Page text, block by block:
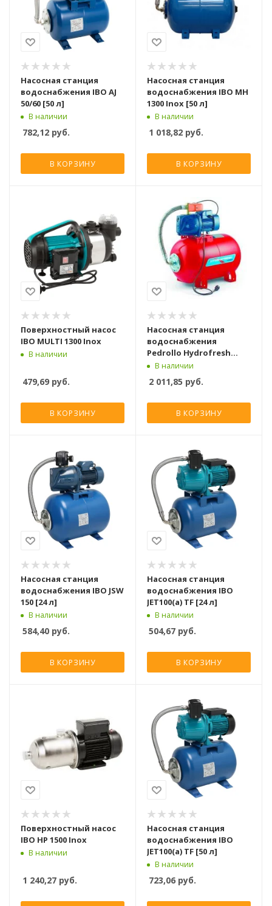
Насосная станция
водоснабжения IBO AJ
50/60 [50 л]
В наличии
782,12 руб.
В КОРЗИНУ
Насосная станция
водоснабжения IBO MH
1300 Inox [50 л]
В наличии
1 018,82 руб.
В КОРЗИНУ
Поверхностный насос
IBO MULTI 1300 Inox
В наличии
479,69 руб.
В КОРЗИНУ
Насосная станция
водоснабжения
Pedrollo Hydrofresh
JSWm2CX-60CL [60 л]
В наличии
2 011,85 руб.
В КОРЗИНУ
Насосная станция
водоснабжения IBO JSW
150 [24 л]
В наличии
584,40 руб.
В КОРЗИНУ
Насосная станция
водоснабжения IBO
JET100(a) TF [24 л]
В наличии
504,67 руб.
В КОРЗИНУ
Поверхностный насос
IBO HP 1500 Inox
В наличии
1 240,27 руб.
Насосная станция
водоснабжения IBO
JET100(a) TF [50 л]
В наличии
723,06 руб.